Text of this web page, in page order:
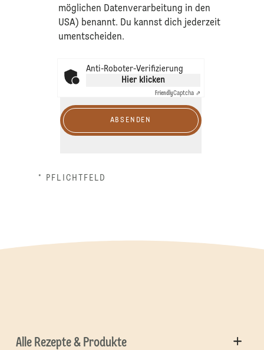
möglichen Datenverarbeitung in den
USA) benannt. Du kannst dich jederzeit
umentscheiden.
Anti-Roboter-Verifizierung
Hier klicken
FriendlyCaptcha ⇗
ABSENDEN
* PFLICHTFELD
Alle Rezepte & Produkte